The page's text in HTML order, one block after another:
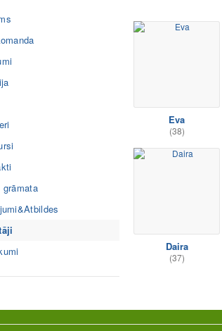
grāmata
Eva
(38)
Daira
(37)